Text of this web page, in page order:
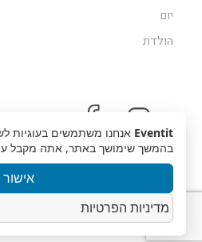
יום
הולדת
זכויות שמורות © 2019, Eventit | עיצוב אתר
Eventit אנחנו משתמשים בעוגיות
בהמשך שימושך באתר, אתה מקבל
אישור
מדיניות הפרטיות